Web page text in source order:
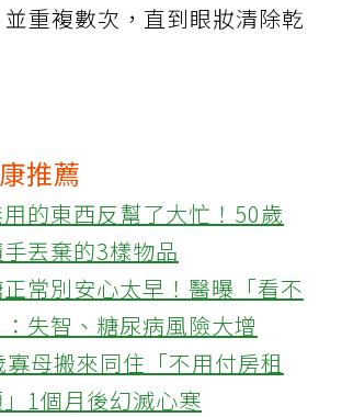
重複數次，直到眼妝清除乾
推薦
的東西反幫了大忙！50歲
丟棄的3樣物品
常別安心太早！醫曝「看不
失智、糖尿病風險大增
母搬來同住「不用付房租
1個月後幻滅心寒